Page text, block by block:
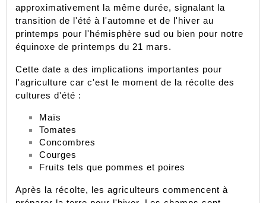
approximativement la même durée, signalant la
transition de l'été à l'automne et de l'hiver au
printemps pour l'hémisphère sud ou bien pour notre
équinoxe de printemps du 21 mars.
Cette date a des implications importantes pour
l'agriculture car c'est le moment de la récolte des
cultures d'été :
Maïs
Tomates
Concombres
Courges
Fruits tels que pommes et poires
Après la récolte, les agriculteurs commencent à